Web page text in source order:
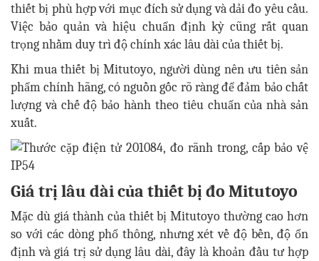
thiết bị phù hợp với mục đích sử dụng và dải đo yêu cầu.
Việc bảo quản và hiệu chuẩn định kỳ cũng rất quan
trọng nhằm duy trì độ chính xác lâu dài của thiết bị.
Khi mua thiết bị Mitutoyo, người dùng nên ưu tiên sản
phẩm chính hãng, có nguồn gốc rõ ràng để đảm bảo chất
lượng và chế độ bảo hành theo tiêu chuẩn của nhà sản
xuất.
Giá trị lâu dài của thiết bị đo Mitutoyo
Mặc dù giá thành của thiết bị Mitutoyo thường cao hơn
so với các dòng phổ thông, nhưng xét về độ bền, độ ổn
định và giá trị sử dụng lâu dài, đây là khoản đầu tư hợp